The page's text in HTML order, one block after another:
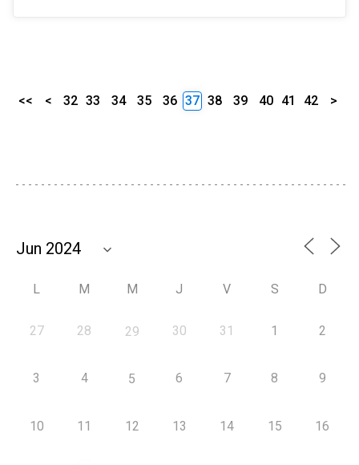
<< < 32 33 34 35 36 37 38 39 40 41 42 >
L M M J V S D
27 28 29 30 31 1 2
3 4 5 6 7 8 9
10 11 12 13 14 15 16